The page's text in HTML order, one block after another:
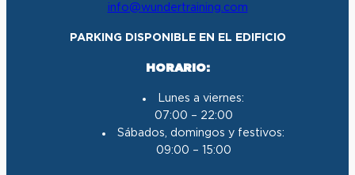
m
o
info@wundertraining.com
PARKING DISPONIBLE EN EL EDIFICIO
HORARIO:
Lunes a viernes:
07:00 – 22:00
Sábados, domingos y festivos:
09:00 – 15:00